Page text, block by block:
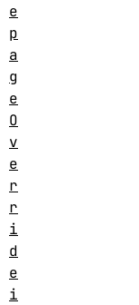
e
p
a
g
e
O
v
e
r
r
i
d
e
i